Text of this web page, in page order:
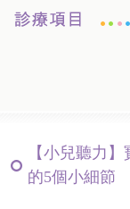
【小兒聽力
的5個小細節